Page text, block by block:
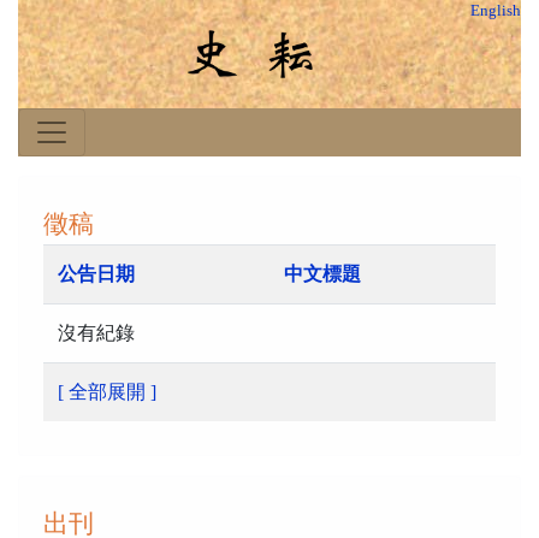
English
徵稿
公告日期 中文標題
沒有紀錄
[ 全部展開 ]
出刊